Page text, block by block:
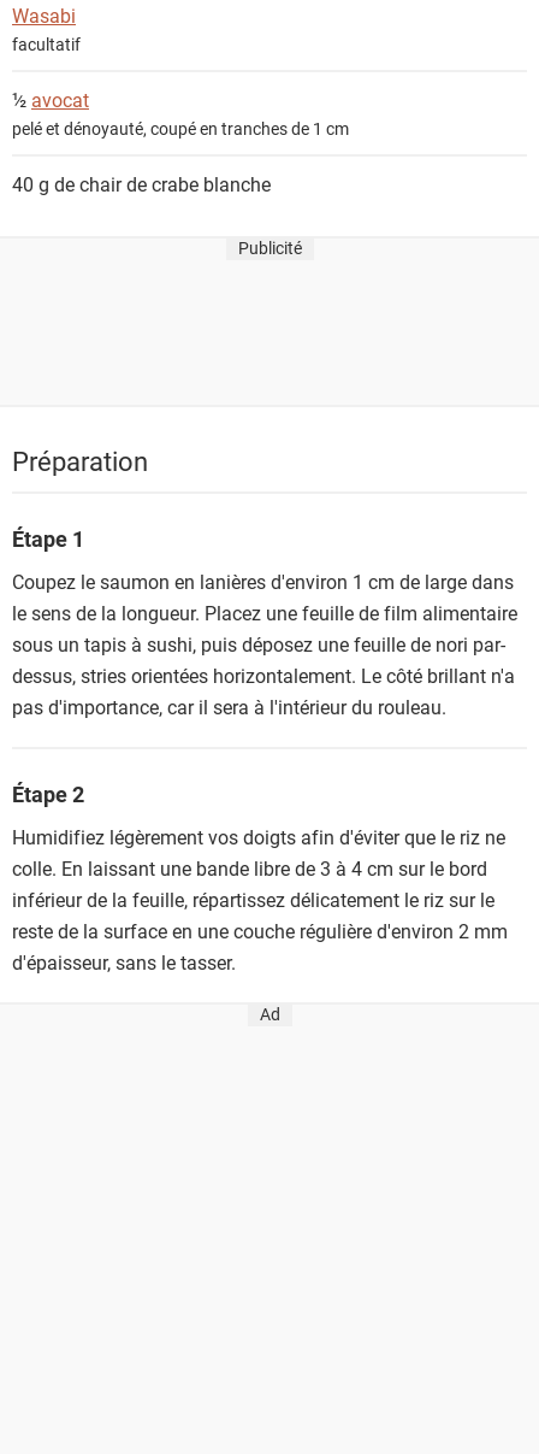
Wasabi
facultatif
½ avocat
pelé et dénoyauté, coupé en tranches de 1 cm
40 g dechair de crabe blanche
Publicité
Préparation
Étape 1
Coupez le saumon en lanières d'environ 1 cm de large dans
le sens de la longueur. Placez une feuille de film alimentaire
sous un tapis à sushi, puis déposez une feuille de nori par-
dessus, stries orientées horizontalement. Le côté brillant n'a
pas d'importance, car il sera à l'intérieur du rouleau.
Étape 2
Humidifiez légèrement vos doigts afin d'éviter que le riz ne
colle. En laissant une bande libre de 3 à 4 cm sur le bord
inférieur de la feuille, répartissez délicatement le riz sur le
reste de la surface en une couche régulière d'environ 2 mm
d'épaisseur, sans le tasser.
Ad